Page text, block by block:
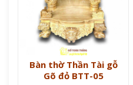
Bàn thờ Thần Tài gỗ
Gõ đỏ BTT-05